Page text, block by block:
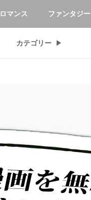
ロマンス ファンタジー
カテゴリー